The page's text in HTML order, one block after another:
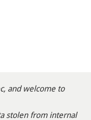
and welcome to
stolen from internal